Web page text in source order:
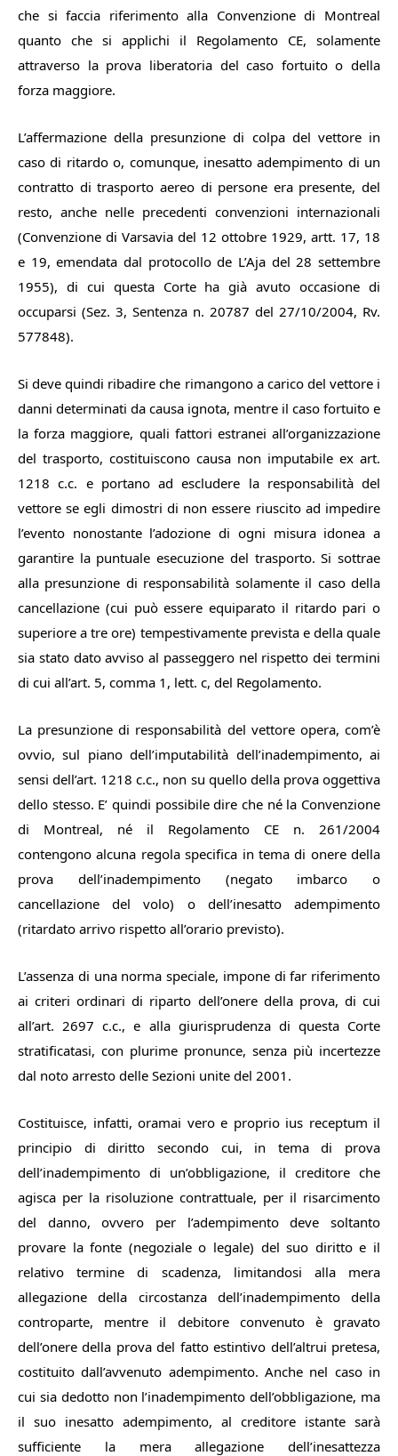
che si faccia riferimento alla Convenzione di Montreal
quanto che si applichi il Regolamento CE, solamente
attraverso la prova liberatoria del caso fortuito o della
forza maggiore.
L’affermazione della presunzione di colpa del vettore in
caso di ritardo o, comunque, inesatto adempimento di un
contratto di trasporto aereo di persone era presente, del
resto, anche nelle precedenti convenzioni internazionali
(Convenzione di Varsavia del 12 ottobre 1929, artt. 17, 18
e 19, emendata dal protocollo de L’Aja del 28 settembre
1955), di cui questa Corte ha già avuto occasione di
occuparsi (Sez. 3, Sentenza n. 20787 del 27/10/2004, Rv.
577848).
Si deve quindi ribadire che rimangono a carico del vettore i
danni determinati da causa ignota, mentre il caso fortuito e
la forza maggiore, quali fattori estranei all’organizzazione
del trasporto, costituiscono causa non imputabile ex art.
1218 c.c. e portano ad escludere la responsabilità del
vettore se egli dimostri di non essere riuscito ad impedire
l’evento nonostante l’adozione di ogni misura idonea a
garantire la puntuale esecuzione del trasporto.Si sottrae
alla presunzione di responsabilità solamente il caso della
cancellazione (cui può essere equiparato il ritardo pari o
superiore a tre ore) tempestivamente prevista e della quale
sia stato dato avviso al passeggero nel rispetto dei termini
di cui all’art. 5, comma 1, lett. c, del Regolamento.
La presunzione di responsabilità del vettore opera, com’è
ovvio, sul piano dell’imputabilità dell’inadempimento, ai
sensi dell’art. 1218 c.c., non su quello della prova oggettiva
dello stesso. E’ quindi possibile dire che né la Convenzione
di Montreal, né il Regolamento CE n. 261/2004
contengono alcuna regola specifica in tema di onere della
prova dell’inadempimento (negato imbarco o
cancellazione del volo) o dell’inesatto adempimento
(ritardato arrivo rispetto all’orario previsto).
L’assenza di una norma speciale, impone di far riferimento
ai criteri ordinari di riparto dell’onere della prova, di cui
all’art. 2697 c.c., e alla giurisprudenza di questa Corte
stratificatasi, con plurime pronunce, senza più incertezze
dal noto arresto delle Sezioni unite del 2001.
Costituisce, infatti, oramai vero e proprio ius receptum il
principio di diritto secondo cui, in tema di prova
dell’inadempimento di un’obbligazione, il creditore che
agisca per la risoluzione contrattuale, per il risarcimento
del danno, ovvero per l’adempimento deve soltanto
provare la fonte (negoziale o legale) del suo diritto e il
relativo termine di scadenza, limitandosi alla mera
allegazione della circostanza dell’inadempimento della
controparte, mentre il debitore convenuto è gravato
dell’onere della prova del fatto estintivo dell’altrui pretesa,
costituito dall’avvenuto adempimento. Anche nel caso in
cui sia dedotto non l’inadempimento dell’obbligazione, ma
il suo inesatto adempimento, al creditore istante sarà
sufficiente la mera allegazione dell’inesattezza